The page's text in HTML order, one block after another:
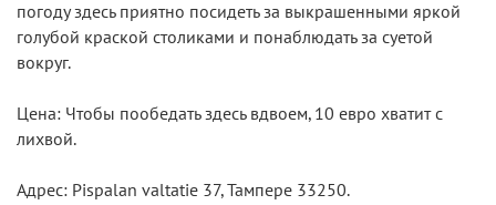
погоду здесь приятно посидеть за выкрашенными яркой
голубой краской столиками и понаблюдать за суетой
вокруг.
Цена: Чтобы пообедать здесь вдвоем, 10 евро хватит с
лихвой.
Адрес: Pispalan valtatie 37, Тампере 33250.